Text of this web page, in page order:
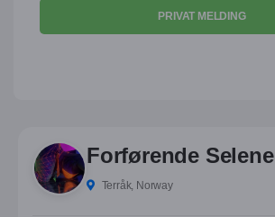
PRIVAT MELDING
Forførende Selene
Terråk, Norway